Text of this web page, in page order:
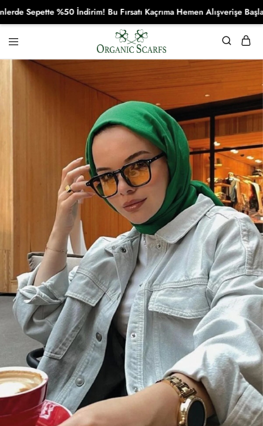
Organikscarf
%50 İndirim! Bu Fırsatı Kaçrıma Hemen Alışverişe Başla!